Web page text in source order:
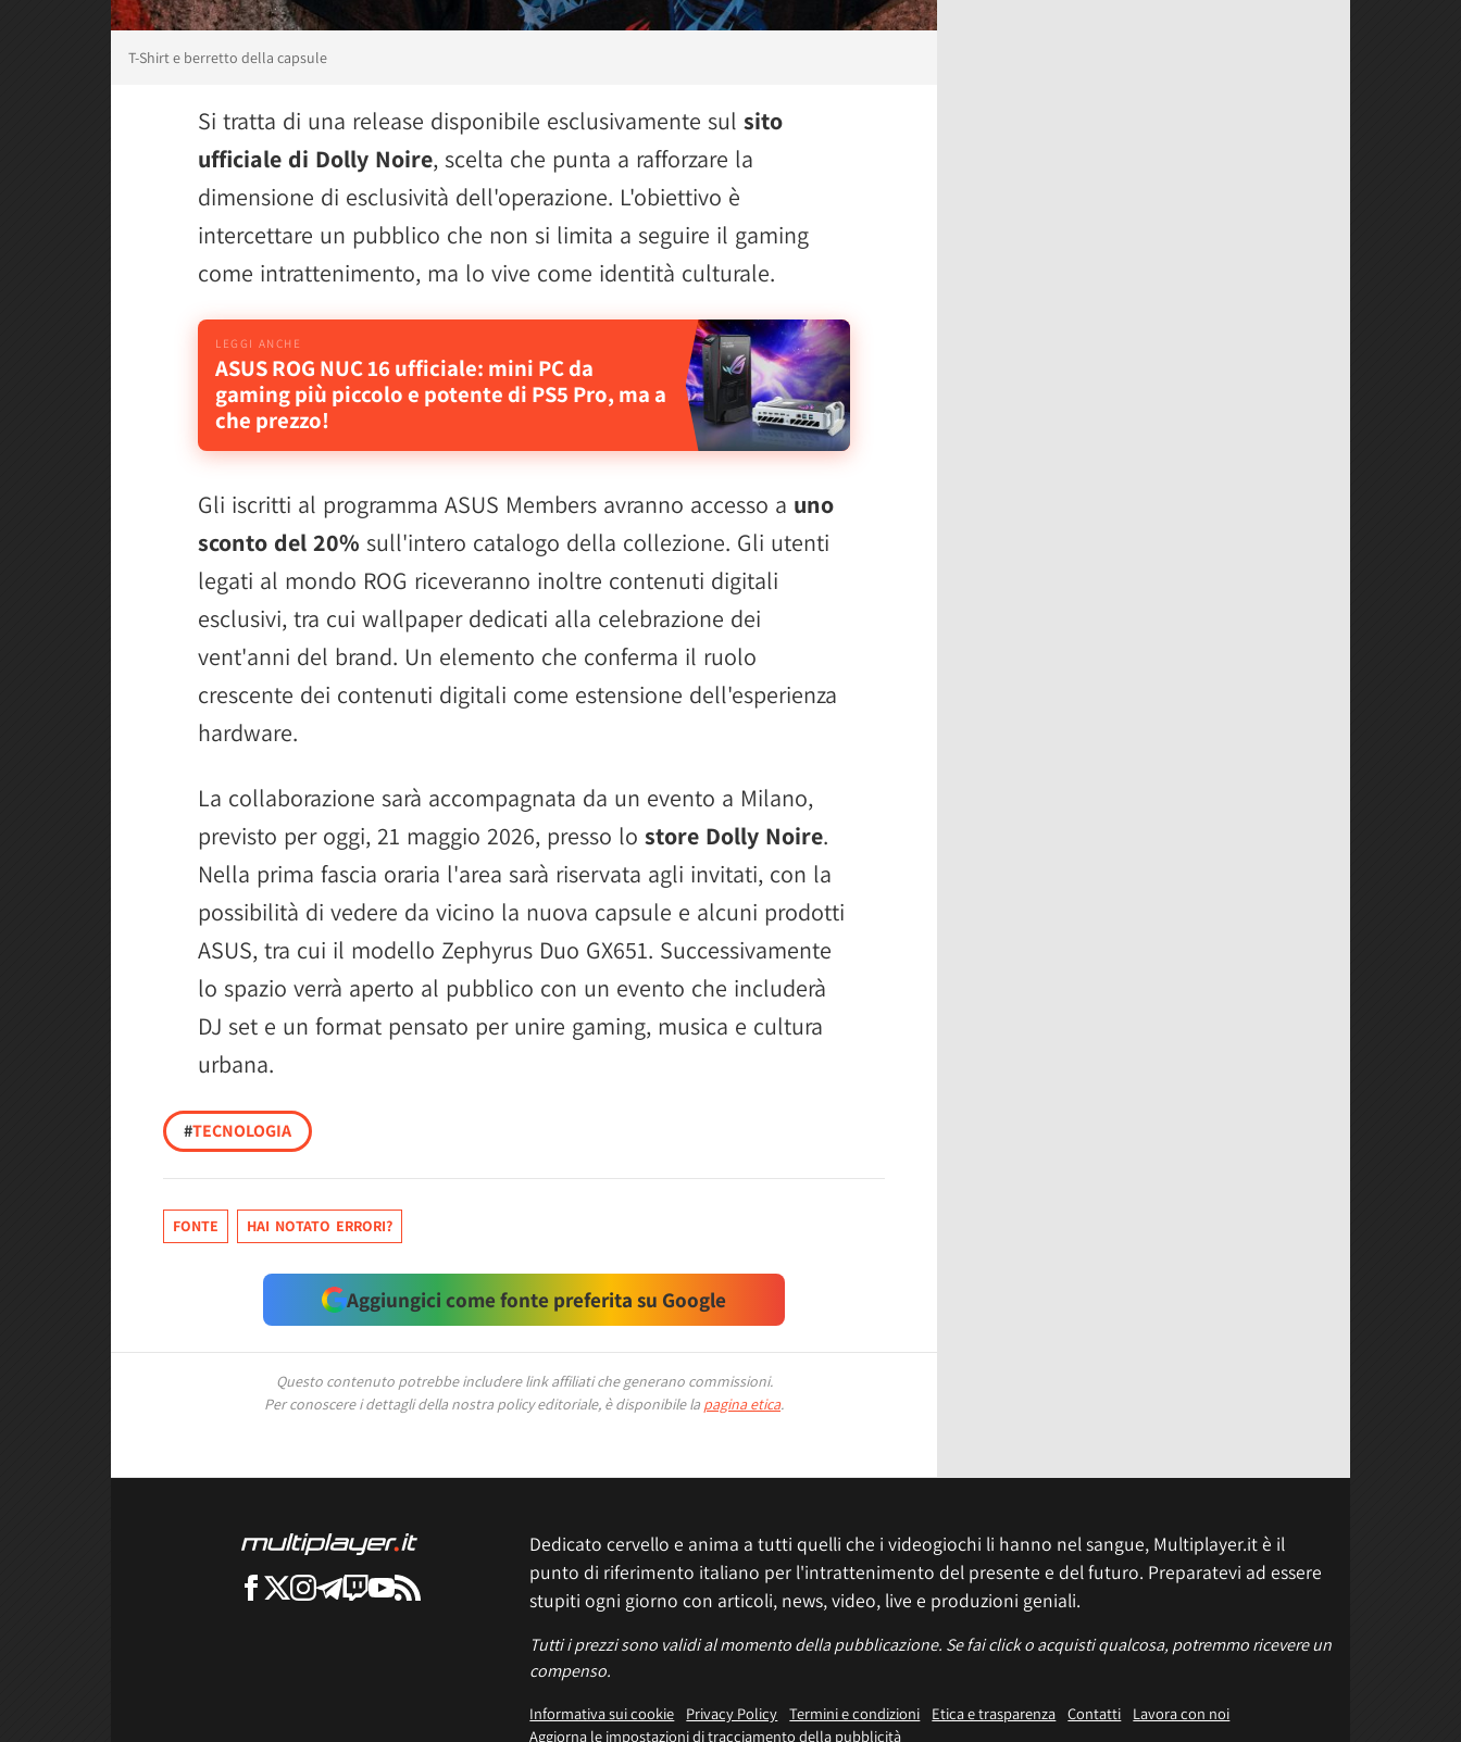
T-Shirt e berretto della capsule
Si tratta di una release disponibile esclusivamente sul sito
ufficiale di Dolly Noire, scelta che punta a rafforzare la
dimensione di esclusività dell'operazione. L'obiettivo è
intercettare un pubblico che non si limita a seguire il gaming
come intrattenimento, ma lo vive come identità culturale.
ASUS ROG NUC 16 ufficiale: mini PC da
gaming più piccolo e potente di PS5 Pro, ma a
che prezzo!
Gli iscritti al programma ASUS Members avranno accesso a uno
sconto del 20% sull'intero catalogo della collezione. Gli utenti
legati al mondo ROG riceveranno inoltre contenuti digitali
esclusivi, tra cui wallpaper dedicati alla celebrazione dei
vent'anni del brand. Un elemento che conferma il ruolo
crescente dei contenuti digitali come estensione dell'esperienza
hardware.
La collaborazione sarà accompagnata da un evento a Milano,
previsto per oggi, 21 maggio 2026, presso lo store Dolly Noire.
Nella prima fascia oraria l'area sarà riservata agli invitati, con la
possibilità di vedere da vicino la nuova capsule e alcuni prodotti
ASUS, tra cui il modello Zephyrus Duo GX651. Successivamente
lo spazio verrà aperto al pubblico con un evento che includerà
DJ set e un format pensato per unire gaming, musica e cultura
urbana.
#TECNOLOGIA
FONTE HAI NOTATO ERRORI?
Aggiungici come fonte preferita su Google
Questo contenuto potrebbe includere link affiliati che generano commissioni.
Per conoscere i dettagli della nostra policy editoriale, è disponibile la pagina etica.
Dedicato cervello e anima a tutti quelli che i videogiochi li hanno nel sangue, Multiplayer.it è il
punto di riferimento italiano per l'intrattenimento del presente e del futuro. Preparatevi ad essere
stupiti ogni giorno con articoli, news, video, live e produzioni geniali.
Tutti i prezzi sono validi al momento della pubblicazione. Se fai click o acquisti qualcosa, potremmo ricevere un
compenso.
Informativa sui cookie Privacy Policy Termini e condizioni Etica e trasparenza Contatti
Lavora con noi
Aggiorna le impostazioni di tracciamento della pubblicità